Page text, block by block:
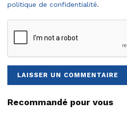
politique de confidentialité.
Recommandé pour vous